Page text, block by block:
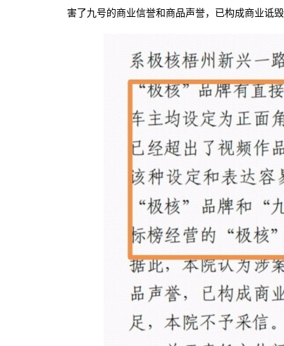
害了九号的商业信誉和商品声誉，已构成商业诋毁